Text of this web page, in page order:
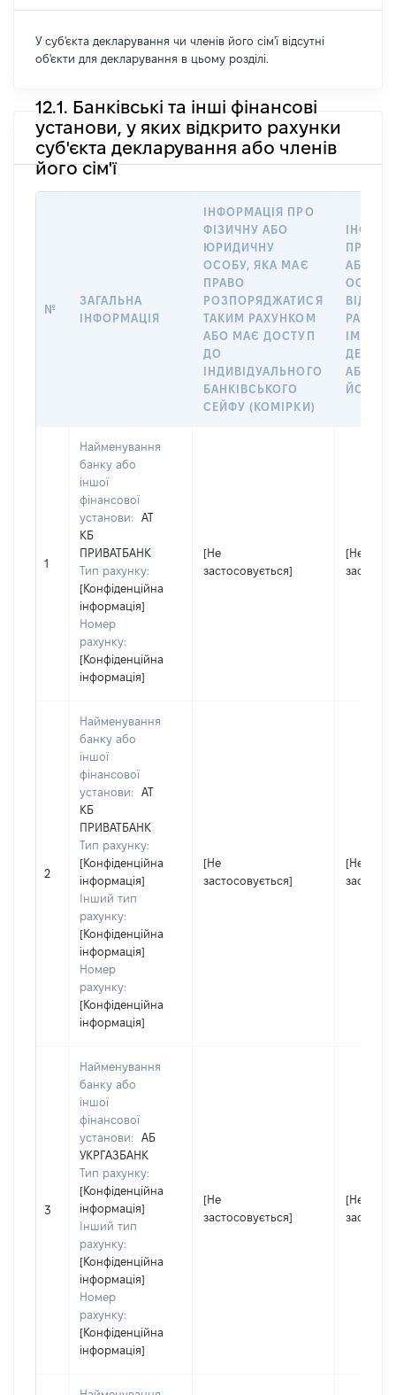
У суб'єкта декларування чи членів його сім'ї відсутні
об'єкти для декларування в цьому розділі.
12.1. Банківські та інші фінансові
установи, у яких відкрито рахунки
суб'єкта декларування або членів
його сім'ї
№
ЗАГАЛЬНА
ІНФОРМАЦІЯ
ІНФОРМАЦІЯ ПРО
ФІЗИЧНУ АБО
ЮРИДИЧНУ
ОСОБУ, ЯКА МАЄ
ПРАВО
РОЗПОРЯДЖАТИСЯ
ТАКИМ РАХУНКОМ
АБО МАЄ ДОСТУП
ДО
ІНДИВІДУАЛЬНОГО
БАНКІВСЬКОГО
СЕЙФУ (КОМІРКИ)
ПРО
АБО
ОСОБУ,
ІМ’Я
АБО
ЙОГО
1
Найменування
банку або
іншої
фінансової
установи:
АТ
КБ
ПРИВАТБАНК
Тип рахунку:
[Конфіденційна
інформація]
Номер
рахунку:
[Конфіденційна
інформація]
[Не
застосовується]
[Не
2
Найменування
банку або
іншої
фінансової
установи:
АТ
КБ
ПРИВАТБАНК
Тип рахунку:
[Конфіденційна
інформація]
Інший тип
рахунку:
[Конфіденційна
інформація]
Номер
рахунку:
[Конфіденційна
інформація]
[Не
застосовується]
[Не
3
Найменування
банку або
іншої
фінансової
установи:
АБ
УКРГАЗБАНК
Тип рахунку:
[Конфіденційна
інформація]
Інший тип
рахунку:
[Конфіденційна
інформація]
Номер
рахунку:
[Конфіденційна
інформація]
[Не
застосовується]
[Не